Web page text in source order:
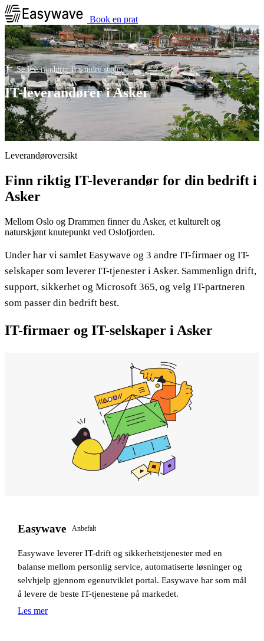
Book en prat
Se leverandører fra andre steder
IT-leverandører i Asker
Leverandøroversikt
Finn riktig IT-leverandør for din bedrift i
Asker
Mellom Oslo og Drammen finner du Asker, et kulturelt og
naturskjønt knutepunkt ved Oslofjorden.
Under har vi samlet Easywave og 3 andre IT-firmaer og IT-
selskaper som leverer IT-tjenester i Asker. Sammenlign drift,
support, sikkerhet og Microsoft 365, og velg IT-partneren
som passer din bedrift best.
IT-firmaer og IT-selskaper i Asker
Easywave Anbefalt
Easywave leverer IT-drift og sikkerhetstjenester med en
balanse mellom personlig service, automatiserte løsninger og
selvhjelp gjennom egenutviklet portal. Easywave har som mål
å levere de beste IT-tjenestene på markedet.
Les mer